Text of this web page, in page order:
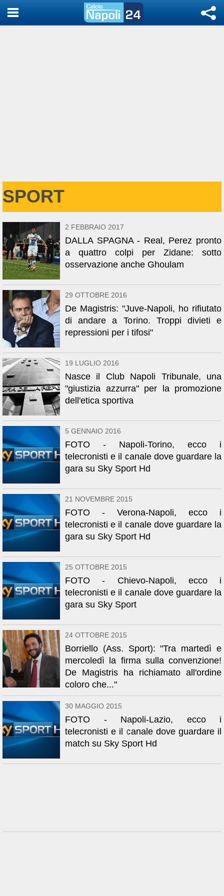
SPORT
2 FEBBRAIO 2017
DALLA SPAGNA - Real, Perez pronto
a quattro colpi per Zidane: sotto
osservazione anche Ghoulam
29 OTTOBRE 2016
De Magistris: "Juve-Napoli, ho rifiutato
di andare a Torino. Troppi divieti e
repressioni per i tifosi"
19 LUGLIO 2016
Nasce il Club Napoli Tribunale, una
"giustizia azzurra" per la promozione
dell'etica sportiva
5 GENNAIO 2016
FOTO - Napoli-Torino, ecco i
telecronisti e il canale dove guardare la
gara su Sky Sport Hd
21 NOVEMBRE 2015
FOTO - Verona-Napoli, ecco i
telecronisti e il canale dove guardare la
gara su Sky Sport Hd
25 OTTOBRE 2015
FOTO - Chievo-Napoli, ecco i
telecronisti e il canale dove guardare la
gara su Sky Sport
24 OTTOBRE 2015
Borriello (Ass. Sport): "Tra martedì e
mercoledì la firma sulla convenzione!
De Magistris ha richiamato all'ordine
coloro che..."
30 MAGGIO 2015
FOTO - Napoli-Lazio, ecco i
telecronisti e il canale dove guardare il
match su Sky Sport Hd